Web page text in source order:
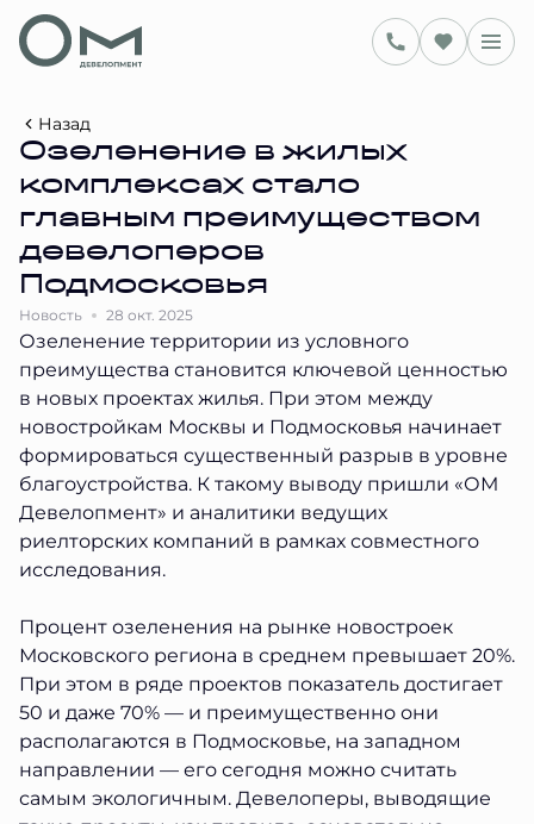
Назад
Озеленение в жилых
комплексах стало
главным преимуществом
девелоперов
Подмосковья
Новость 28 окт. 2025
Озеленение территории из условного
преимущества становится ключевой ценностью
в новых проектах жилья. При этом между
новостройкам Москвы и Подмосковья начинает
формироваться существенный разрыв в уровне
благоустройства. К такому выводу пришли «ОМ
Девелопмент» и аналитики ведущих
риелторских компаний в рамках совместного
исследования.
Процент озеленения на рынке новостроек
Московского региона в среднем превышает 20%.
При этом в ряде проектов показатель достигает
50 и даже 70% — и преимущественно они
располагаются в Подмосковье, на западном
направлении — его сегодня можно считать
самым экологичным. Девелоперы, выводящие